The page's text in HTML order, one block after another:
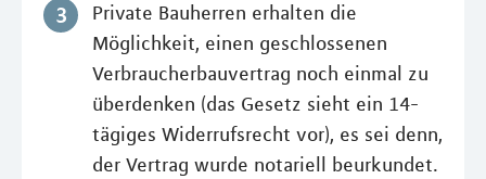
Private Bauherren erhalten die
Möglichkeit, einen geschlossenen
Verbraucherbauvertrag noch einmal zu
überdenken (das Gesetz sieht ein 14-
tägiges Widerrufsrecht vor), es sei denn,
der Vertrag wurde notariell beurkundet.